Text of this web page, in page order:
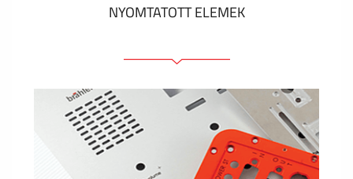
NYOMTATOTT ELEMEK
Fóliacímkék
Fóliabillentyűzet, Membrános billentyűzet
Fém címkék
Címkék